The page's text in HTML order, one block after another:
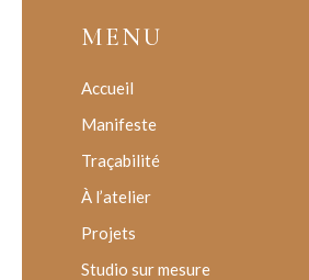
MENU
Accueil
Manifeste
Traçabilité
À l’atelier
Projets
Studio sur mesure